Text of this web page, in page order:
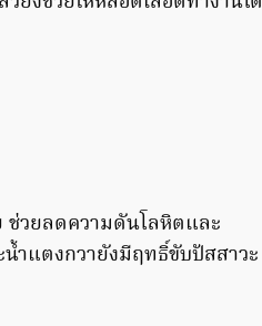
ช่วยลดความดันโลหิตและ
ำแตงกวายังมีฤทธิ์ขับปัสสาวะ